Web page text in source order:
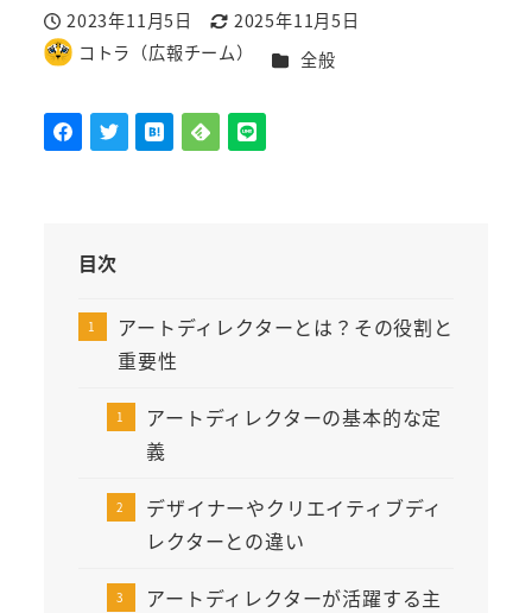
投稿日
2023年11月5日
更新日
2025年11月5日
著
コトラ（広報チーム） カテゴリー
全般
目次
アートディレクターとは？その役割と
重要性
アートディレクターの基本的な定
義
デザイナーやクリエイティブディ
レクターとの違い
アートディレクターが活躍する主